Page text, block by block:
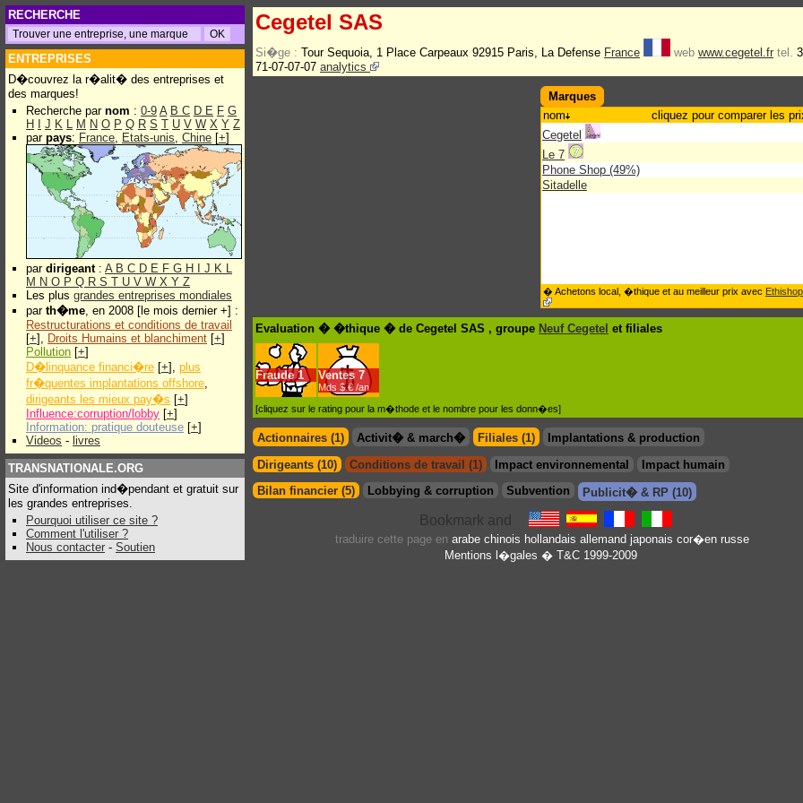
RECHERCHE
ENTREPRISES
D�couvrez la r�alit� des entreprises et
des marques!
Recherche par nom : 0-9 A B C D E F G
H
J K L M N O P Q R S T U V W X Y Z
par pays: France, Etats-unis, Chine [+]
par dirigeant: A B C D E F G H J K L
M N O P Q R S T U V W X Y Z
Les plus grandes entreprises mondiales
par th�me, en 2008 [le mois dernier +] :
Restructurations et conditions de travail
[+], Droits Humains et blanchiment [+]
Pollution [+]
D�linquance financi�re [+], plus
fr�quentes implantations offshore,
dirigeants les mieux pay�s [+]
Influence:corruption/lobby [+]
Information: pratique douteuse [+]
Videos - livres
TRANSNATIONALE.ORG
Site d'information ind�pendant et gratuit sur
les grandes entreprises.
Pourquoi utiliser ce site ?
Comment l'utiliser ?
Nous contacter - Soutien
Cegetel SAS
Si�ge : Tour Sequoia, 1 Place Carpeaux 92915 Paris, La Defense France web www.cegetel.fr tel.
71-07-07-07 analytics
Marques
nom
cliquez pour comparer les
Cegetel
Le 7
Phone Shop (49%)
Sitadelle
� Achetons local, �thique et au meilleur prix avec Ethishop
Evaluation � �thique � de Cegetel SAS , groupe Neuf Cegetel et filiales
Fraude 1 Ventes 7
Mds $.€ /an
[cliquez sur le rating pour la m�thode et le nombre pour les donn�es]
Actionnaires (1) Activit� & march� Filiales (1)
Implantations & production
Dirigeants (10)
Conditions de travail (1) Impact environnemental
Impact humain
Bilan financier (5)
Lobbying & corruption Subvention Publicit� & RP (10)
traduire cette page en arabe chinois hollandais allemand japonais cor�en russe
Mentions l�gales � T&C 1999-2009